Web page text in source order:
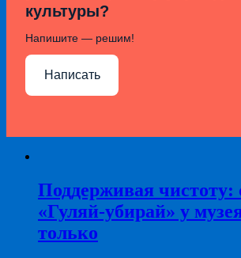
культуры?
Напишите — решим!
Написать
Поддерживая чистоту:
«Гуляй-убирай» у
только